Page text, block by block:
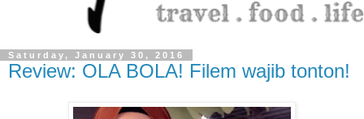
Saturday, January 30, 2016
Review: OLA BOLA! Filem wajib tonton!